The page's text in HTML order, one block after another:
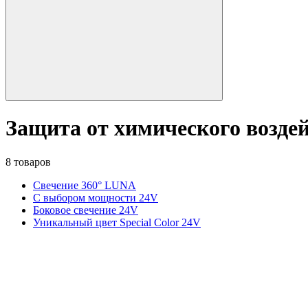
Защита от химического
8 товаров
Свечение 360° LUNA
С выбором мощности 24V
Боковое свечение 24V
Уникальный цвет Special Color 24V